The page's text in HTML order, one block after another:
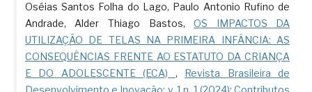
Oséias Santos Folha do Lago, Paulo Antonio Rufino de
Andrade, Alder Thiago Bastos,OS IMPACTOS DA
UTILIZAÇÃO DE TELAS NA PRIMEIRA INFÂNCIA: AS
CONSEQUÊNCIAS FRENTE AO ESTATUTO DA CRIANÇA
E DO ADOLESCENTE (ECA) , Revista Brasileira de